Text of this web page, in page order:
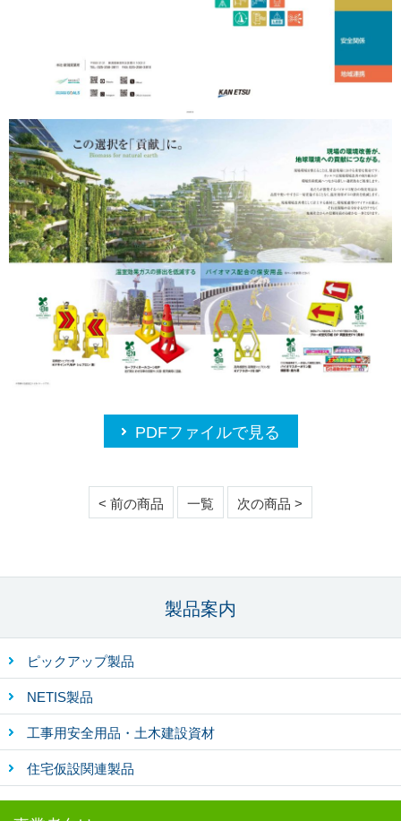
PDFファイルで見る
< 前の商品 一覧 次の商品 >
製品案内
ピックアップ製品
NETIS製品
工事用安全用品・土木建設資材
住宅仮設関連製品